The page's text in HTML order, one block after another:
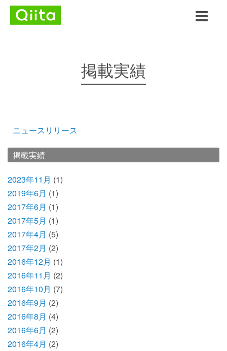
掲載実績
ニュースリリース
掲載実績
2023年11月 (1)
2019年6月 (1)
2017年6月 (1)
2017年5月 (1)
2017年4月 (5)
2017年2月 (2)
2016年12月 (1)
2016年11月 (2)
2016年10月 (7)
2016年9月 (2)
2016年8月 (4)
2016年6月 (2)
2016年4月 (2)